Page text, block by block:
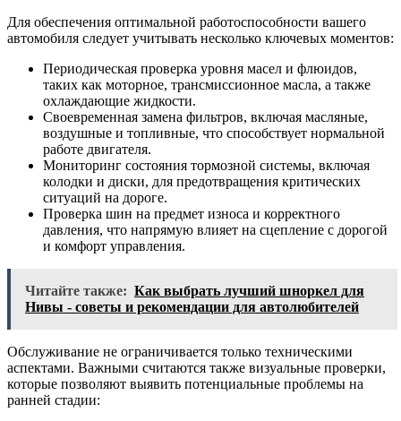
Для обеспечения оптимальной работоспособности вашего
автомобиля следует учитывать несколько ключевых моментов:
Периодическая проверка уровня масел и флюидов,
таких как моторное, трансмиссионное масла, а также
охлаждающие жидкости.
Своевременная замена фильтров, включая масляные,
воздушные и топливные, что способствует нормальной
работе двигателя.
Мониторинг состояния тормозной системы, включая
колодки и диски, для предотвращения критических
ситуаций на дороге.
Проверка шин на предмет износа и корректного
давления, что напрямую влияет на сцепление с дорогой
и комфорт управления.
Читайте также: Как выбрать лучший шноркел для
Нивы - советы и рекомендации для автолюбителей
Обслуживание не ограничивается только техническими
аспектами. Важными считаются также визуальные проверки,
которые позволяют выявить потенциальные проблемы на
ранней стадии: